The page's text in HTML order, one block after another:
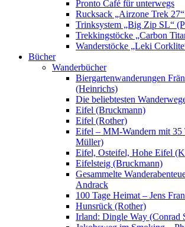
Pronto Café für unterwegs
Rucksack „Airzone Trek
Trinksystem „Big Zip SL“
Trekkingstöcke „Carbon
Wanderstöcke „Leki
Bücher
Wanderbücher
Biergartenwanderungen
(Heinrichs)
Die beliebtesten
Eifel (Bruckmann)
Eifel (Rother)
Eifel – MM-Wandern mit 35
Müller)
Eifel, Osteifel, Hohe Eifel
Eifelsteig (Bruckmann)
Gesammelte
Andrack
100 Tage Heimat – Jens
Hunsrück (Rother)
Irland: Dingle Way (Conrad